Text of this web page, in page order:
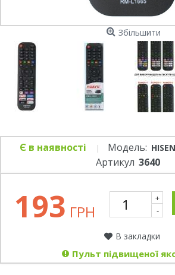
Збільшити
Є в наявності Модель:
Артикул 3640
193 ГРН
+
-
В закладки
Пульт підвищеної